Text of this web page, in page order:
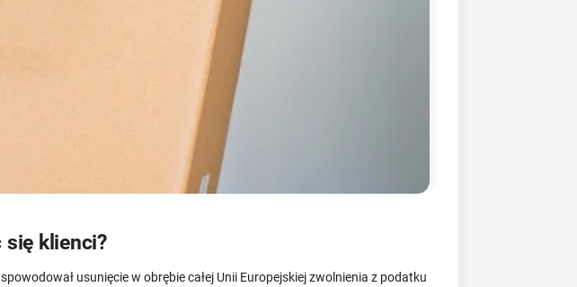
się klienci?
usunięcie w obrębie całej Unii Europejskiej zwolnienia z podatku